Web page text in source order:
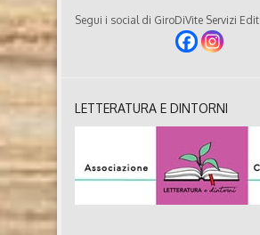
Segui i social di GiroDiVite Servizi
LETTERATURA E DINTORNI